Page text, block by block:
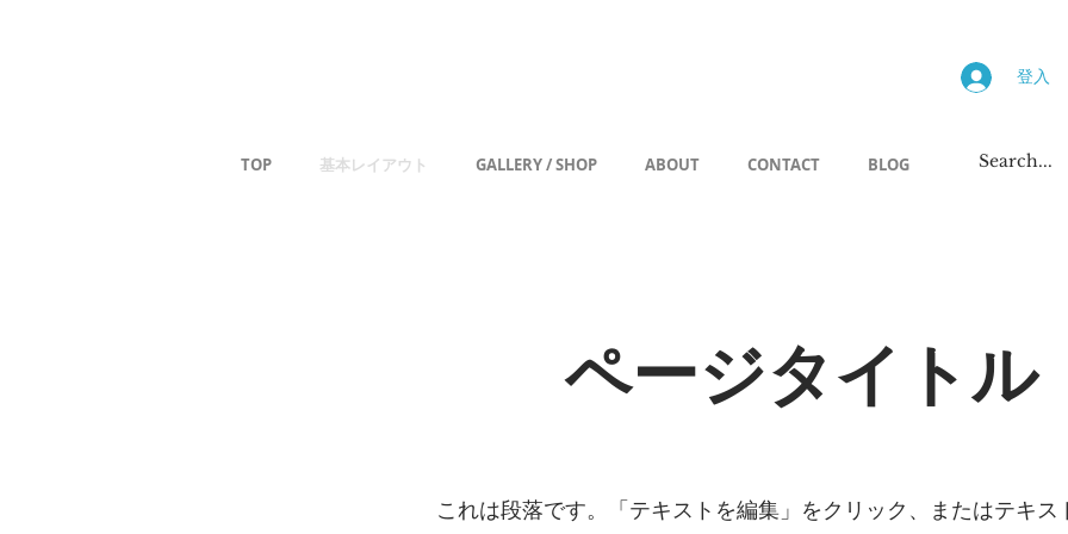
登入
TOP 基本レイアウト GALLERY / SHOP ABOUT CONTACT BLOG
ページタイトル
これは段落です。「テキストを編集」をクリック、またはテキス